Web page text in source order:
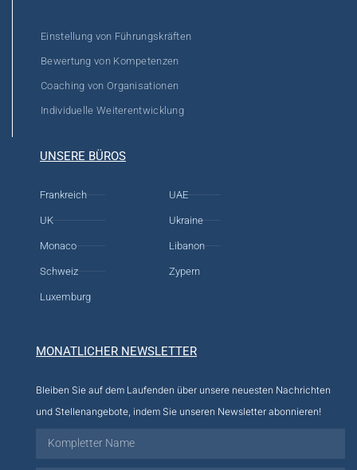
Einstellung von Führungskräften
Bewertung von Kompetenzen
Coaching von Organisationen
Individuelle Weiterentwicklung
UNSERE BÜROS
Frankreich
UK
Monaco
Schweiz
Luxemburg
UAE
Ukraine
Libanon
Zypern
MONATLICHER NEWSLETTER
Bleiben Sie auf dem Laufenden über unsere neuesten Nachrichten
und Stellenangebote, indem Sie unseren Newsletter abonnieren!